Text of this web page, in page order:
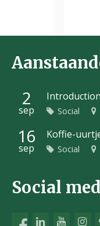
2
sep Social
16
sep
Koffie-
Social
Social